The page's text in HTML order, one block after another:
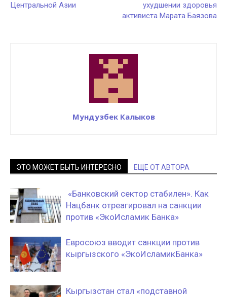
Центральной Азии
ухудшении здоровья
активиста Марата Баязова
Мундузбек Калыков
ЭТО МОЖЕТ БЫТЬ ИНТЕРЕСНО ЕЩЕ ОТ АВТОРА
«Банковский сектор стабилен». Как
Нацбанк отреагировал на санкции
против «ЭкоИсламик Банка»
Евросоюз вводит санкции против
кыргызского «ЭкоИсламикБанка»
Кыргызстан стал «подставной